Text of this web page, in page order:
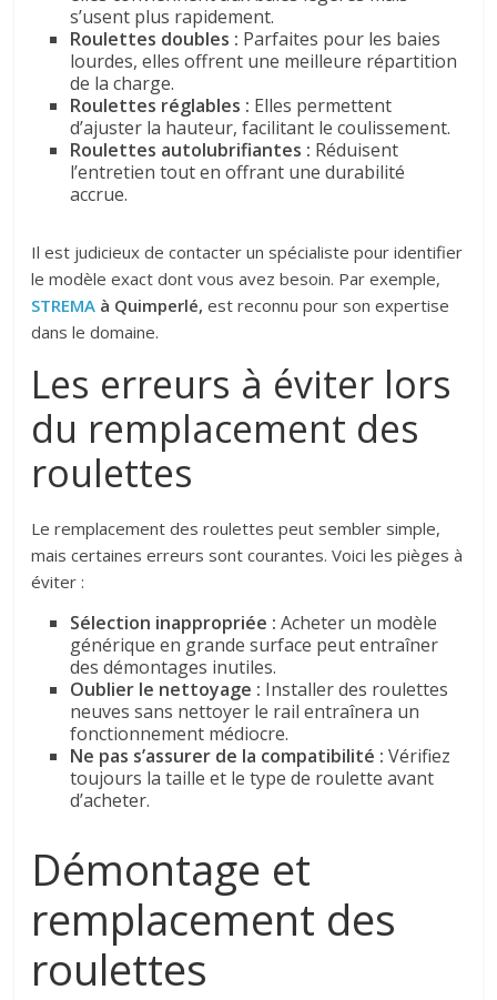
s’usent plus rapidement.
Roulettes doubles : Parfaites pour les baies
lourdes, elles offrent une meilleure répartition
de la charge.
Roulettes réglables : Elles permettent
d’ajuster la hauteur, facilitant le coulissement.
Roulettes autolubrifiantes : Réduisent
l’entretien tout en offrant une durabilité
accrue.
Il est judicieux de contacter un spécialiste pour identifier
le modèle exact dont vous avez besoin. Par exemple,
STREMA à Quimperlé, est reconnu pour son expertise
dans le domaine.
Les erreurs à éviter lors
du remplacement des
roulettes
Le remplacement des roulettes peut sembler simple,
mais certaines erreurs sont courantes. Voici les pièges à
éviter :
Sélection inappropriée : Acheter un modèle
générique en grande surface peut entraîner
des démontages inutiles.
Oublier le nettoyage : Installer des roulettes
neuves sans nettoyer le rail entraînera un
fonctionnement médiocre.
Ne pas s’assurer de la compatibilité : Vérifiez
toujours la taille et le type de roulette avant
d’acheter.
Démontage et
remplacement des
roulettes